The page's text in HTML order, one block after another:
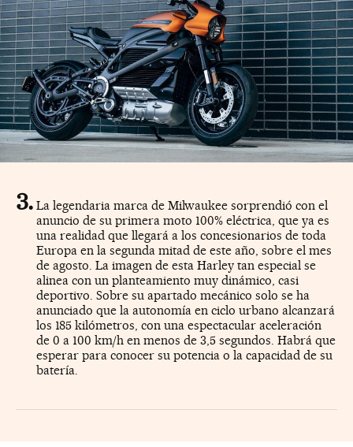
La legendaria marca de Milwaukee sorprendió con el
anuncio de su primera moto 100% eléctrica, que ya es
una realidad que llegará a los concesionarios de toda
Europa en la segunda mitad de este año, sobre el mes
de agosto. La imagen de esta Harley tan especial se
alinea con un planteamiento muy dinámico, casi
deportivo. Sobre su apartado mecánico solo se ha
anunciado que la autonomía en ciclo urbano alcanzará
los 185 kilómetros, con una espectacular aceleración
de 0 a 100 km/h en menos de 3,5 segundos. Habrá que
esperar para conocer su potencia o la capacidad de su
batería.